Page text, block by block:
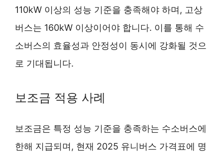
110kW 이상의 성능 기준을 충족해야 하며, 고상
버스는 160kW 이상이어야 합니다. 이를 통해 수
소버스의 효율성과 안정성이 동시에 강화될 것으
로 기대됩니다.
보조금 적용 사례
보조금은 특정 성능 기준을 충족하는 수소버스에
한해 지급되며, 현재 2025 유니버스 가격표에 명